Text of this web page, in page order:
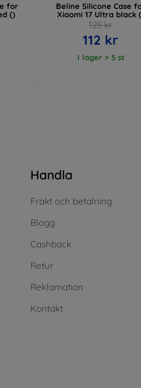
for
()
Beline Silicone Case
Xiaomi 17 Ultra black
125 kr
112 kr
I lager > 5 st
Handla
Frakt och betalning
Blogg
Cashback
Retur
Reklamation
Kontakt